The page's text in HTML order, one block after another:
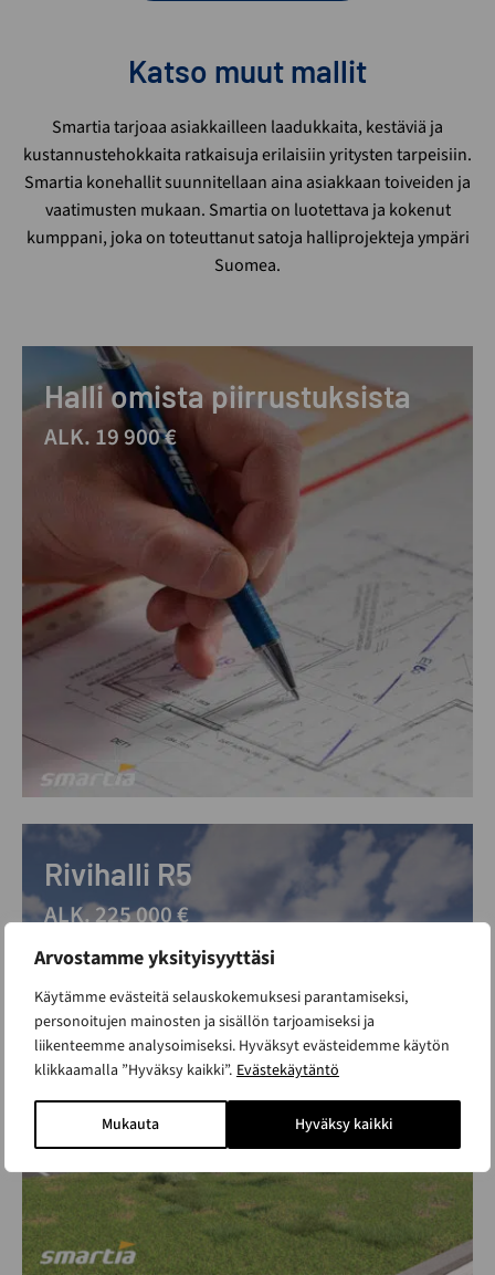
Arvostamme yksityisyyttäsi
Käytämme evästeitä selauskokemuksesi parantamiseksi,
personoitujen mainosten ja sisällön tarjoamiseksi ja
liikenteemme analysoimiseksi. Hyväksyt evästeidemme käytön
klikkaamalla ”Hyväksy kaikki”. Evästekäytäntö
Mukauta Hyväksy kaikki
Katso muut mallit
Smartia tarjoaa asiakkailleen laadukkaita, kestäviä ja
kustannustehokkaita ratkaisuja erilaisiin yritysten tarpeisiin.
Smartia konehallit suunnitellaan aina asiakkaan toiveiden ja
vaatimusten mukaan. Smartia on luotettava ja kokenut
kumppani, joka on toteuttanut satoja halliprojekteja ympäri
Suomea.
Halli omista piirrustuksista
ALK. 19 900 €
Rivihalli R5
ALK. 225 000 €
Kerrosala 835 m²